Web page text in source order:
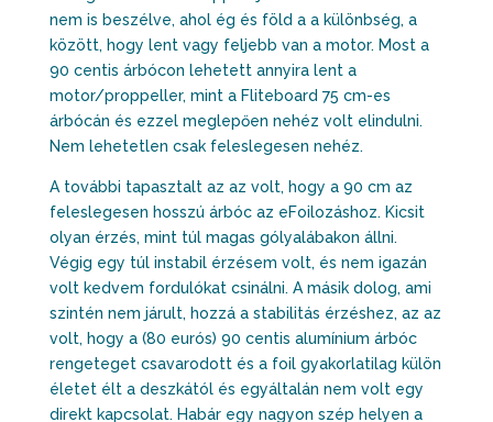
nem is beszélve, ahol ég és föld a a különbség, a
között, hogy lent vagy feljebb van a motor. Most a
90 centis árbócon lehetett annyira lent a
motor/proppeller, mint a Fliteboard 75 cm-es
árbócán és ezzel meglepően nehéz volt elindulni.
Nem lehetetlen csak feleslegesen nehéz.
A további tapasztalt az az volt, hogy a 90 cm az
feleslegesen hosszú árbóc az eFoilozáshoz. Kicsit
olyan érzés, mint túl magas gólyalábakon állni.
Végig egy túl instabil érzésem volt, és nem igazán
volt kedvem fordulókat csinálni. A másik dolog, ami
szintén nem járult, hozzá a stabilitás érzéshez, az az
volt, hogy a (80 eurós) 90 centis alumínium árbóc
rengeteget csavarodott és a foil gyakorlatilag külön
életet élt a deszkától és egyáltalán nem volt egy
direkt kapcsolat. Habár egy nagyon szép helyen a